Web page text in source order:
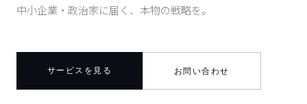
中小企業・政治家に届く、本物の戦略を。
サービスを見る お問い合わせ